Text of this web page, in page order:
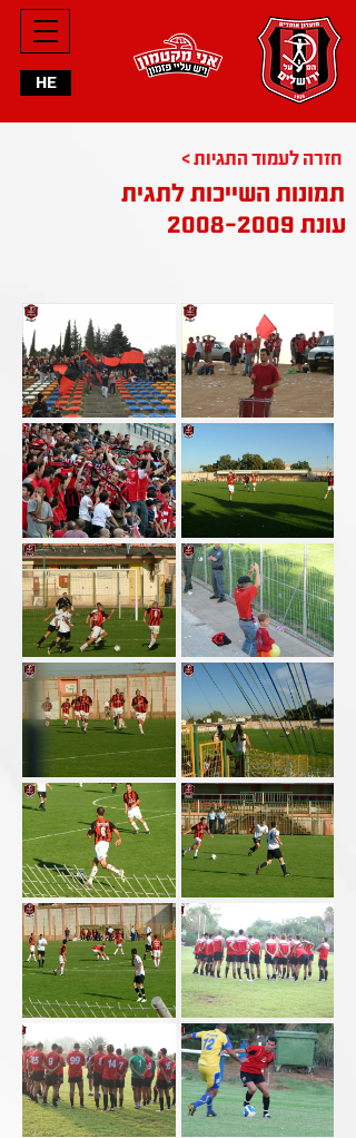
HE
< חזרה לעמוד התגיות
תמונות השייכות לתגית
עונת 2008-2009